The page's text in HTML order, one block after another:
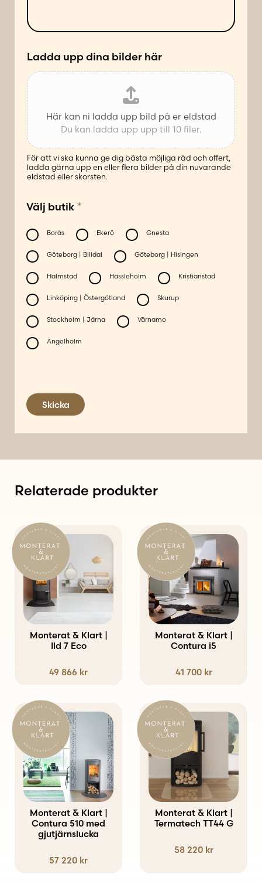
t
*
d
e
Ladda upp dina bilder här
Här kan ni ladda upp bild på er eldstad
Du kan ladda upp upp till 10 filer.
För att vi ska kunna ge dig bästa möjliga råd och offert,
ladda gärna upp en eller flera bilder på din nuvarande
eldstad eller skorsten.
Välj butik *
Borås Ekerö Gnesta
Göteborg | Billdal Göteborg | Hisingen
Halmstad Hässleholm Kristianstad
Linköping | Östergötland Skurup
Stockholm | Järna Värnamo
Ängelholm
Skicka
Relaterade produkter
Monterat & Klart |
Ild 7 Eco
49 866 kr
Monterat & Klart |
Contura i5
41 700 kr
Monterat & Klart |
Contura 510 med
gjutjärnslucka
57 220 kr
Den
här
produkten
har
flera
varianter.
De
olika
alternativen
Monterat & Klart |
Termatech TT44 G
58 220 kr
Den
här
produkten
flera
varianter.
De